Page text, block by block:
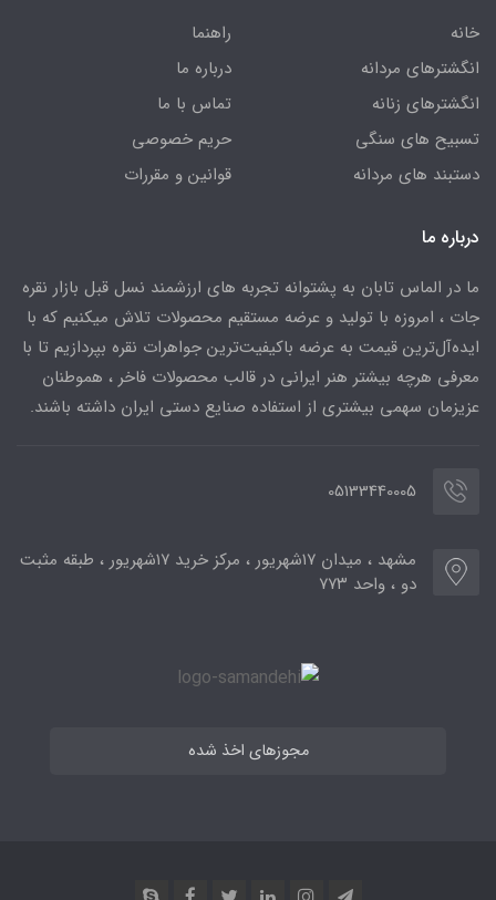
خانه
انگشترهای مردانه
انگشترهای زنانه
تسبیح های سنگی
دستبند های مردانه
راهنما
درباره ما
تماس با ما
حریم خصوصی
قوانین و مقررات
درباره ما
ما در الماس تابان به پشتوانه تجربه های ارزشمند نسل قبل بازار نقره
جات ، امروزه با تولید و عرضه مستقیم محصولات تلاش میکنیم که با
ایده‌آل‌ترین قیمت به عرضه باکیفیت‌ترین جواهرات نقره بپردازیم تا با
معرفی هرچه بیشتر هنر ایرانی در قالب محصولات فاخر ، هموطنان
عزیزمان سهمی بیشتری از استفاده صنایع دستی ایران داشته باشند.
05133440005
مشهد ، میدان ۱۷شهریور ، مرکز خرید ۱۷شهریور ، طبقه مثبت
دو ، واحد ۷۷۳
مجوزهای اخذ شده